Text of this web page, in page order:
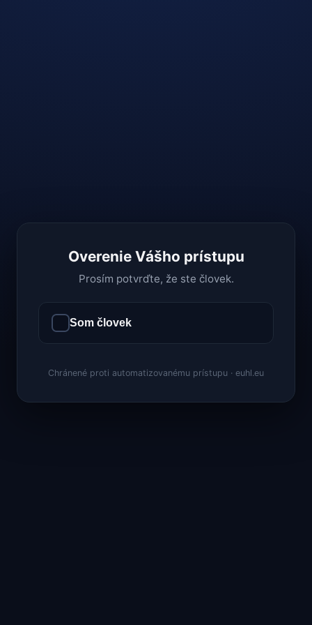
Overenie Vášho prístupu
Prosím potvrďte, že ste človek.
Som človek
Chránené proti automatizovanému prístupu · euhl.eu